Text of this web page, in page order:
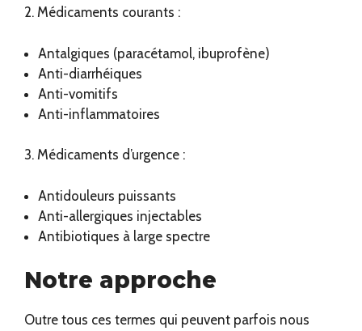
2. Médicaments courants :
Antalgiques (paracétamol, ibuprofène)
Anti-diarrhéiques
Anti-vomitifs
Anti-inflammatoires
3. Médicaments d’urgence :
Antidouleurs puissants
Anti-allergiques injectables
Antibiotiques à large spectre
Notre approche
Outre tous ces termes qui peuvent parfois nous